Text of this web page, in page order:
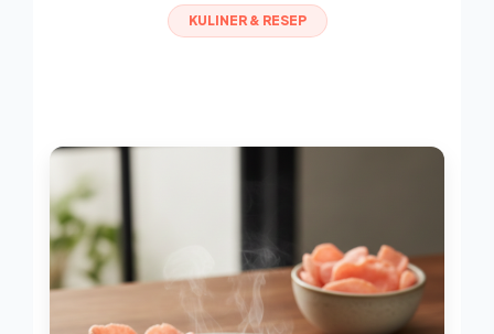
KULINER & RESEP